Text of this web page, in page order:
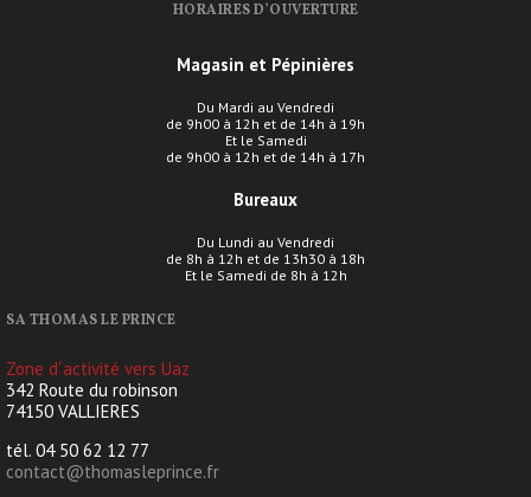
HORAIRES D’OUVERTURE
Magasin et Pépinières
Du Mardi au Vendredi
de 9h00 à 12h et de 14h à 19h
Et le Samedi
de 9h00 à 12h et de 14h à 17h
Bureaux
Du Lundi au Vendredi
de 8h à 12h et de 13h30 à 18h
Et le Samedi de 8h à 12h
SA THOMAS LE PRINCE
Zone d´activité vers Uaz
342 Route du robinson
74150 VALLIERES
tél. 04 50 62 12 77
contact@thomasleprince.fr